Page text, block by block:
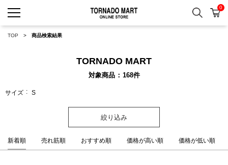
検索 カ
0
TOP 商品検索結果
TORNADO MART
対象商品 168件
サイズ S
絞り込み
新着順 売れ筋順 おすすめ順 価格が高い順 価格が低い順